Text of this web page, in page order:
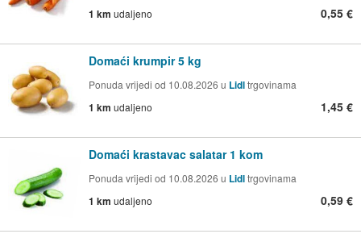
1 km udaljeno 0,55 €
Domaći krumpir 5 kg
Ponuda vrijedi od 10.08.2026 u Lidltrgovinama
1 km udaljeno 1,45 €
Domaći krastavac salatar 1 kom
Ponuda vrijedi od 10.08.2026 u Lidltrgovinama
1 km udaljeno 0,59 €